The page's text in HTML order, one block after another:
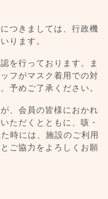
つきましては、行政機
ります。
を行っております。ま
フがマスク着用での対
予めご了承ください。
、会員の皆様におかれ
ただくとともに、咳・
時には、施設のご利用
ご協力をよろしくお願